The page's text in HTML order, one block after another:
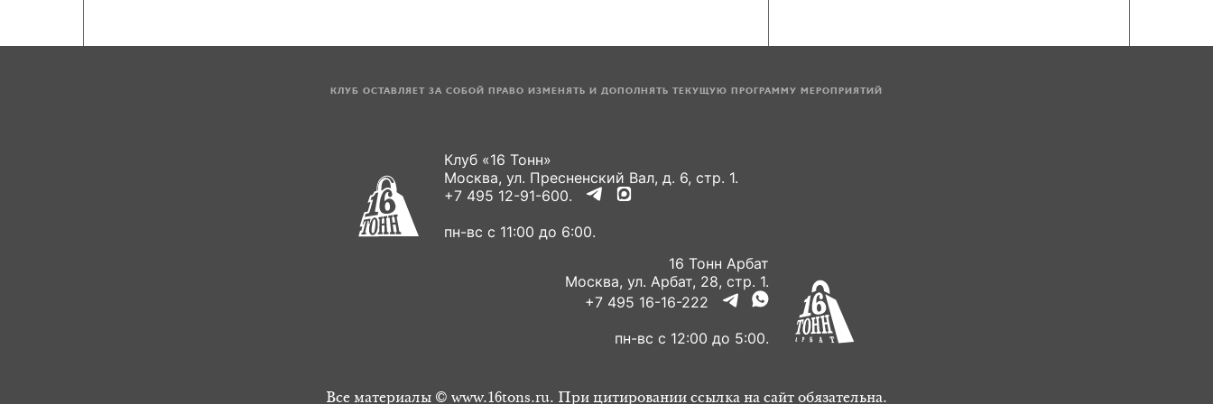
КЛУБ ОСТАВЛЯЕТ ЗА СОБОЙ ПРАВО ИЗМЕНЯТЬ И ДОПОЛНЯТЬ ТЕКУЩУЮ ПРОГРАММУ МЕРОПРИЯТИЙ
Клуб «16 Тонн»
Москва, ул. Пресненский Вал, д. 6, стр. 1.
+7 495 12-91-600.
пн-вс с 11:00 до 6:00.
16 Тонн Арбат
Москва, ул. Арбат, 28, стр. 1.
+7 495 16-16-222
пн-вс с 12:00 до 5:00.
Все материалы © www.16tons.ru. При цитировании ссылка на сайт обязательна.